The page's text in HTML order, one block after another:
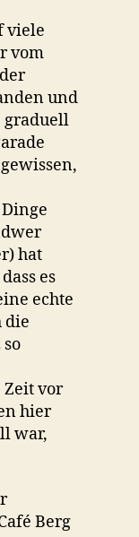
viele
vom
und
graduell
hat
es
echte
die
Zeit vor
hier
war,
Berg